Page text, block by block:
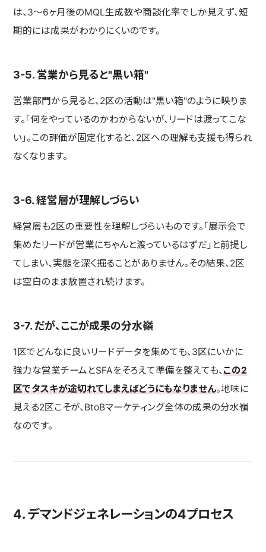
は、3〜6ヶ月後のMQL生成数や商談化率でしか見えず、短
期的には成果がわかりにくいのです。
3-5. 営業から見ると"黒い箱"
営業部門から見ると、2区の活動は"黒い箱"のように映りま
す。「何をやっているのかわからないが、リードは渡ってこな
い」。この評価が固定化すると、2区への理解も支援も得られ
なくなります。
3-6. 経営層が理解しづらい
経営層も2区の重要性を理解しづらいものです。「展示会で
集めたリードが営業にちゃんと渡っているはずだ」と前提し
てしまい、実態を深く掘ることがありません。その結果、2区
は空白のまま放置され続けます。
3-7. だが、ここが成果の分水嶺
1区でどんなに良いリードデータを集めても、3区にいかに
強力な営業チームとSFAをそろえて準備を整えても、この2
区でタスキが途切れてしまえばどうにもなりません。地味に
見える2区こそが、BtoBマーケティング全体の成果の分水嶺
なのです。
4. デマンドジェネレーションの4プロセス